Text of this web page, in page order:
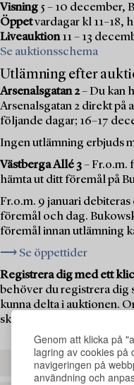
Genom att klicka på
lagring av cookies på
navigeringen på
användning och
Visning 5 – 10 december,
Öppetvardagar kl 11–18,
Liveauktion11 – 13
Se auktionsschema
Utlämning efter
Arsenalsgatan 2– Du kan
Arsenalsgatan 2 direkt på
följande dagar; 16–17
Ingen utlämning erbjuds
Västberga Allé 3– Fr.o.m.
hämta ut ditt föremål på
Fr.o.m. 9 januari
föremål och dag.
föremål innan utlämning
⟶ Se öppettider
Registrera dig med ett
behöver du registrera
kunna delta i auktionen.
skapa ett kundkonto först.